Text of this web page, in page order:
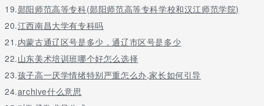
19.郧阳师范高等专科(郧阳师范高等专科学校和汉江师范学院)
20.江西南昌大学有专科吗
21.内蒙古通辽区号是多少，通辽市区号是多少
22.山东美术培训班哪个好怎么选择
23.孩子高一厌学情绪特别严重怎么办,家长如何引导
24.archive什么意思